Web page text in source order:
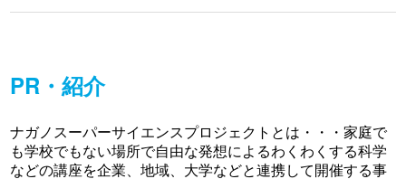
PR・紹介
ナガノスーパーサイエンスプロジェクトとは・・・家庭で
も学校でもない場所で自由な発想によるわくわくする科学
などの講座を企業、地域、大学などと連携して開催する事